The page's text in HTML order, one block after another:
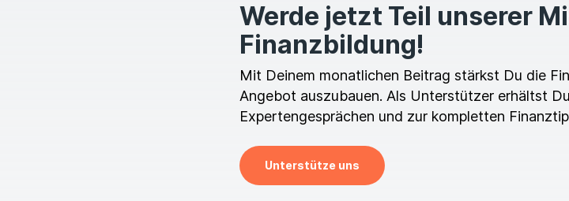
Werde jetzt Teil unserer
Finanzbildung!
Mit Deinem monatlichen Beitrag stärkst Du die
Angebot auszubauen. Als Unterstützer erhältst
Expertengesprächen und zur kompletten
Unterstütze uns